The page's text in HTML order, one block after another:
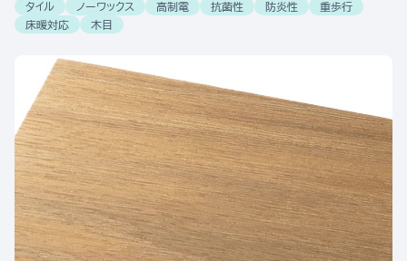
タイル ノーワックス 高制電 抗菌性 防炎性
重歩行
床暖対応
木目